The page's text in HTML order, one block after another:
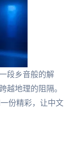
段乡音般的解
越地理的阻隔。
份精彩，让中文